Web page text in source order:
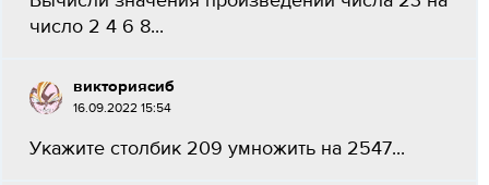
число 2 4 6 8...
викториясиб
16.09.2022 15:54
Укажите столбик 209 умножить на 2547...